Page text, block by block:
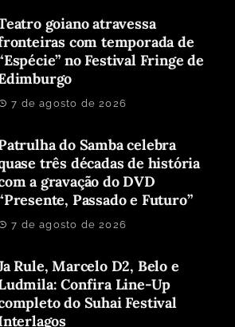
goiano atravessa
com temporada de
no Festival Fringe de
7 de agosto de 2026
do Samba celebra
três décadas de história
a gravação do DVD
Passado e Futuro”
7 de agosto de 2026
Rule, Marcelo D2, Belo e
Confira Line-Up
do Suhai Festival